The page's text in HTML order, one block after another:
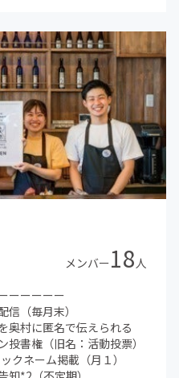
メンバー18人
ーーーーー
（毎月末）
奥村に匿名で伝えられる
投書権（旧名：活動投票）
クネーム掲載（月１）